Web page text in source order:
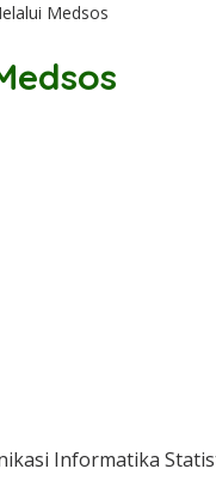
Medsos
Informatika